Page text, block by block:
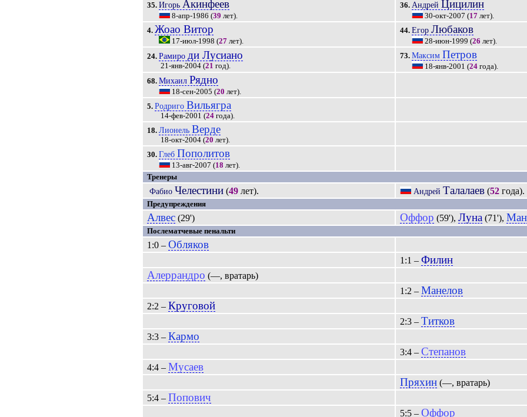
35.Игорь Акинфеев
8-апр-1986 (39 лет).
36.Андрей Цицилин
30-окт-2007 (17 лет).
4.Жоао Витор
17-июл-1998 (27 лет).
44.ЕгорЛюбаков
28-июн-1999 (26 лет).
24.Рамиро ди Лусиано
21-янв-2004 (21 год).
73.Максим Петров
18-янв-2001 (24 года).
68.Михаил Рядно
18-сен-2005 (20 лет).
5.Родриго Вильягра
14-фев-2001 (24 года).
18.Лионель Верде
18-окт-2004 (20 лет).
30.Глеб Пополитов
13-авг-2007 (18 лет).
Тренеры
Фабио Челестини (49 лет). АндрейТалалаев (52 года).
Предупреждения
Алвес (29') Оффор (59'),Луна (71'),
Послематчевые пенальти
1:0 –Обляков
1:1 –Филин
Алеррандро (—, вратарь)
1:2 – Манелов
2:2 – Круговой
2:3 –Титков
3:3 – Кармо
3:4 –Степанов
4:4 – Мусаев
Пряхин (—, вратарь)
5:4 – Попович
5:5 –Оффор